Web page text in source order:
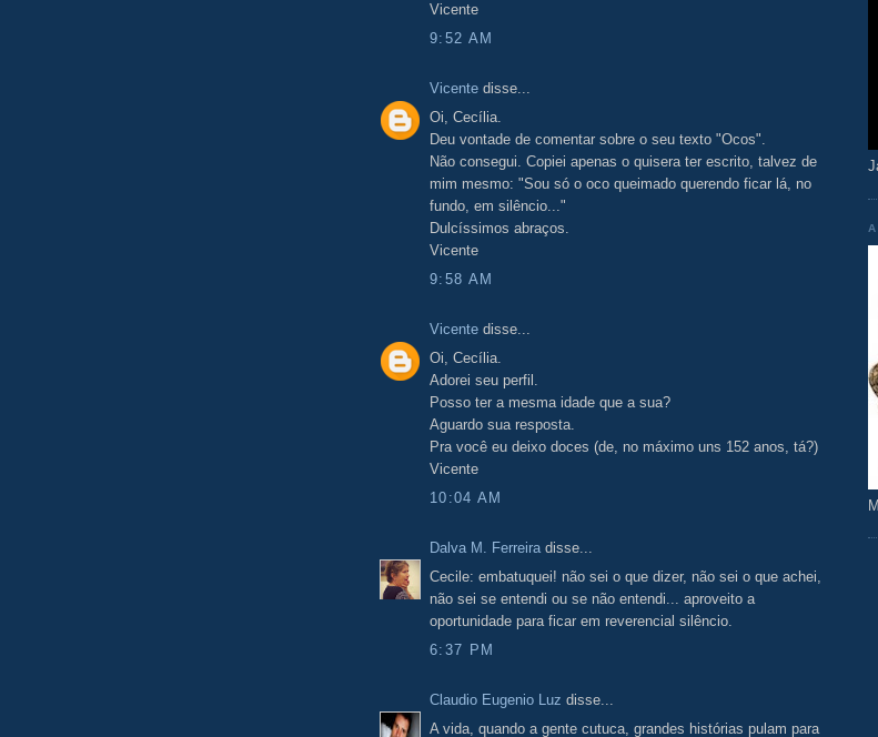
Vicente
9:52 AM
Vicente disse...
Oi, Cecília.
Deu vontade de comentar sobre o seu texto "Ocos".
Não consegui. Copiei apenas o quisera ter escrito, talvez de
mim mesmo: "Sou só o oco queimado querendo ficar lá, no
fundo, em silêncio..."
Dulcíssimos abraços.
Vicente
9:58 AM
Vicente disse...
Oi, Cecília.
Adorei seu perfil.
Posso ter a mesma idade que a sua?
Aguardo sua resposta.
Pra você eu deixo doces (de, no máximo uns 152 anos, tá?)
Vicente
10:04 AM
Dalva M. Ferreira disse...
Cecile: embatuquei! não sei o que dizer, não sei o que achei,
não sei se entendi ou se não entendi... aproveito a
oportunidade para ficar em reverencial silêncio.
6:37 PM
Claudio Eugenio Luz disse...
A vida, quando a gente cutuca, grandes histórias pulam para